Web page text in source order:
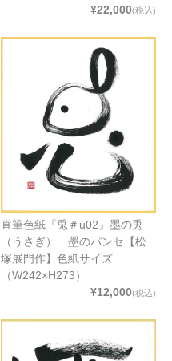
¥22,000(税込)
直筆色紙『兎＃u02』墨の兎
（うさぎ） 墨のパンセ【松
塚展門作】色紙サイズ
（W242×H273）
¥12,000(税込)